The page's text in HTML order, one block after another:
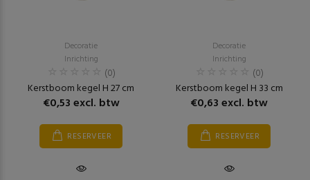
Decoratie
Inrichting
(0)
Kerstboom kegel H 27 cm
€0,53 excl. btw
RESERVEER
Decoratie
Inrichting
(0)
Kerstboom kegel H 33 cm
€0,63 excl. btw
RESERVEER